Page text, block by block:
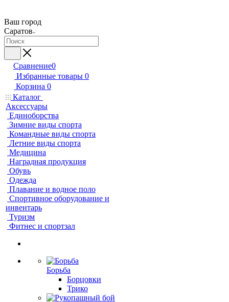
Ваш город
Саратов
Сравнение0
Избранные товары 0
Корзина 0
Каталог
Аксессуары
Единоборства
Зимние виды спорта
Командные виды спорта
Летние виды спорта
Медицина
Наградная продукция
Обувь
Одежда
Плавание и водное поло
Спортивное оборудование и
инвентарь
Туризм
Фитнес и спортзал
Борьба
Борцовки
Трико